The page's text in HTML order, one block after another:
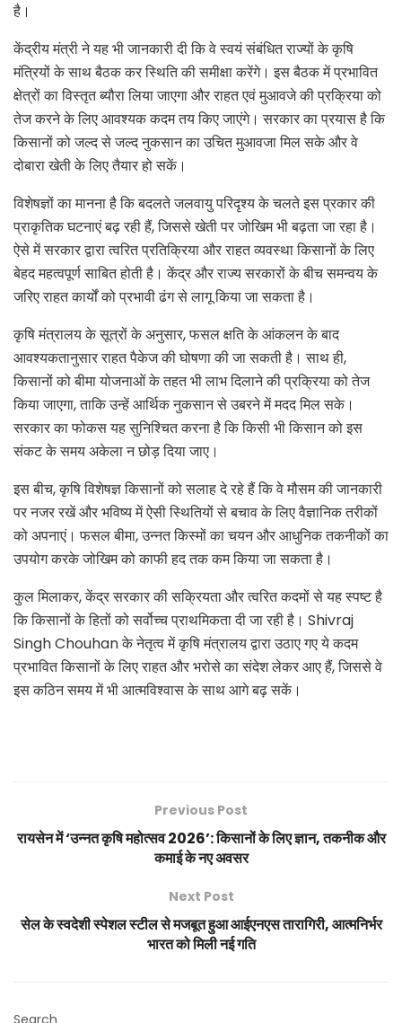
है।
केंद्रीय मंत्री ने यह भी जानकारी दी कि वे स्वयं संबंधित राज्यों के कृषि
मंत्रियों के साथ बैठक कर स्थिति की समीक्षा करेंगे। इस बैठक में प्रभावित
क्षेत्रों का विस्तृत ब्यौरा लिया जाएगा और राहत एवं मुआवजे की प्रक्रिया को
तेज करने के लिए आवश्यक कदम तय किए जाएंगे। सरकार का प्रयास है कि
किसानों को जल्द से जल्द नुकसान का उचित मुआवजा मिल सके और वे
दोबारा खेती के लिए तैयार हो सकें।
विशेषज्ञों का मानना है कि बदलते जलवायु परिदृश्य के चलते इस प्रकार की
प्राकृतिक घटनाएं बढ़ रही हैं,जिससे खेती पर जोखिम भी बढ़ता जा रहा है।
ऐसे में सरकार द्वारा त्वरित प्रतिक्रिया और राहत व्यवस्था किसानों के लिए
बेहद महत्वपूर्ण साबित होती है। केंद्र और राज्य सरकारों के बीच समन्वय के
जरिए राहत कार्यों को प्रभावी ढंग से लागू किया जा सकता है।
कृषि मंत्रालय के सूत्रों के अनुसार,फसल क्षति के आंकलन के बाद
आवश्यकतानुसार राहत पैकेज की घोषणा की जा सकती है। साथ ही,
किसानों को बीमा योजनाओं के तहत भी लाभ दिलाने की प्रक्रिया को तेज
किया जाएगा,ताकि उन्हें आर्थिक नुकसान से उबरने में मदद मिल सके।
सरकार का फोकस यह सुनिश्चित करना है कि किसी भी किसान को इस
संकट के समय अकेला न छोड़ दिया जाए।
इस बीच,कृषि विशेषज्ञ किसानों को सलाह दे रहे हैं कि वे मौसम की जानकारी
पर नजर रखें और भविष्य में ऐसी स्थितियों से बचाव के लिए वैज्ञानिक तरीकों
को अपनाएं। फसल बीमा,उन्नत किस्मों का चयन और आधुनिक तकनीकों का
उपयोग करके जोखिम को काफी हद तक कम किया जा सकता है।
कुल मिलाकर,केंद्र सरकार की सक्रियता और त्वरित कदमों से यह स्पष्ट है
कि किसानों के हितों को सर्वोच्च प्राथमिकता दी जा रही है। Shivraj
Singh Chouhan के नेतृत्व में कृषि मंत्रालय द्वारा उठाए गए ये कदम
प्रभावित किसानों के लिए राहत और भरोसे का संदेश लेकर आए हैं,जिससे वे
इस कठिन समय में भी आत्मविश्वास के साथ आगे बढ़ सकें।
Previous Post
रायसेन में ‘उन्नत कृषि महोत्सव 2026’: किसानों के लिए ज्ञान, तकनीक और
कमाई के नए अवसर
Next Post
सेल के स्वदेशी स्पेशल स्टील से मजबूत हुआ आईएनएस तारागिरी, आत्मनिर्भर
भारत को मिली नई गति
Search